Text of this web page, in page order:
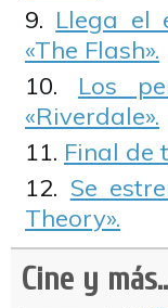
Llega el
«The Flash».
Los
«Riverdale».
Final de
Se
Theory».
Cine y